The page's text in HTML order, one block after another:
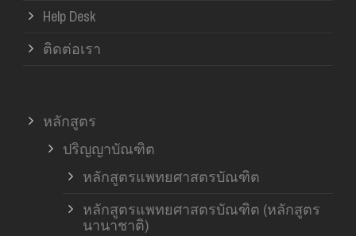
Help Desk
ติดต่อเรา
หลักสูตร
ปริญญาบัณฑิต
หลักสูตรแพทยศาสตรบัณฑิต
หลักสูตรแพทยศาสตรบัณฑิต (หลักสูตร
นานาชาติ)